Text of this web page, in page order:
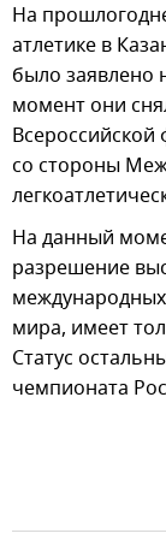
На
атлетике в
было заявлено
момент они
со стороны
На данный
разрешение
мира, имеет
Статус
чемпионата